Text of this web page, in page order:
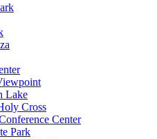
Lake
Cross
Center
Park